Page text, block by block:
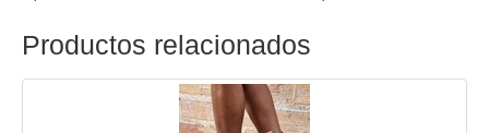
Productos relacionados